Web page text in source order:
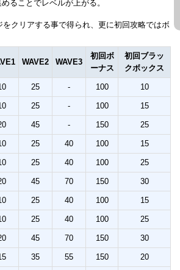
めることでレベルが上がる。
クリアする事で得られ、更に初回攻略ではボ
WAVE2 WAVE3
初回ボ
ーナス
初回ブラッ
クボックス
25 - 100 10
25 - 100 15
45 - 150 25
25 40 100 15
25 40 100 25
45 70 150 30
25 40 100 15
25 40 100 25
45 70 150 30
35 55 150 20